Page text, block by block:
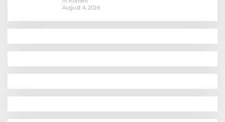
August 4, 2026